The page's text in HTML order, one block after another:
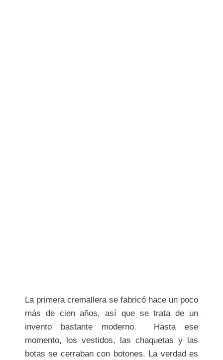
La primera cremallera se fabricó hace un poco
más de cien años, así que se trata de un
invento bastante moderno. Hasta ese
momento, los vestidos, las chaquetas y las
botas se cerraban con botones. La verdad es